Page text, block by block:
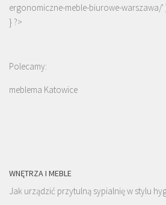
ergonomiczne-meble-biurowe-warszawa/'
} ?>
Polecamy:
meblema Katowice
WNĘTRZA I MEBLE
Jak urządzić przytulną sypialnię w stylu